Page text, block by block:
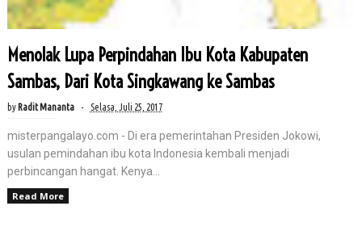
Menolak Lupa Perpindahan Ibu Kota Kabupaten
Sambas, Dari Kota Singkawang ke Sambas
by Radit Mananta Selasa, Juli 25, 2017
misterpangalayo.com - Di era pemerintahan Presiden Jokowi,
usulan pemindahan ibu kota Indonesia kembali menjadi
perbincangan hangat. Kenya...
Read More